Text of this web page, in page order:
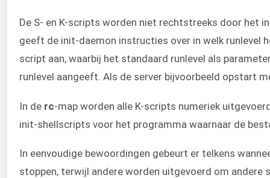
De S- en K-scripts worden niet rechtstreeks door het
geeft de init-daemon instructies over in welk runlevel
script aan, waarbij het standaard runlevel als
runlevel aangeeft. Als de server bijvoorbeeld opstart
In de rc-map worden alle K-scripts numeriek
init-shellscripts voor het programma waarnaar de
In eenvoudige bewoordingen gebeurt er telkens
stoppen, terwijl andere worden uitgevoerd om